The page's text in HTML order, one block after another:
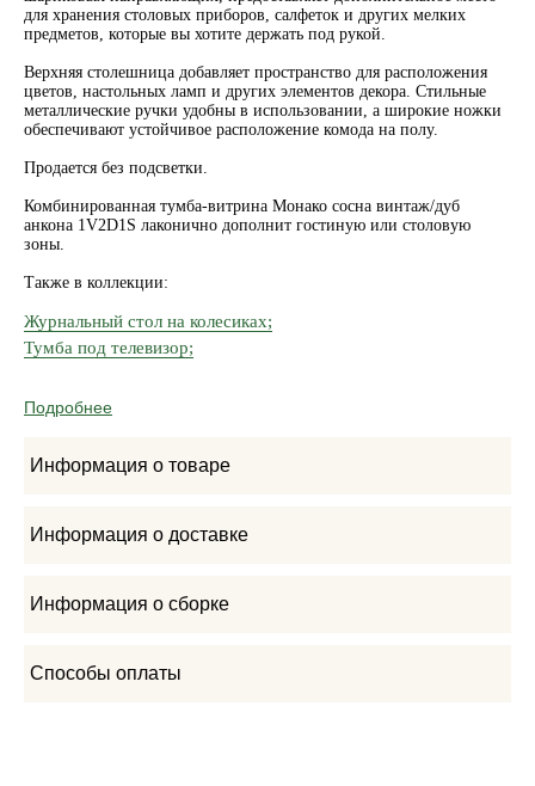
для хранения столовых приборов, салфеток и других мелких
предметов, которые вы хотите держать под рукой.
Верхняя столешница добавляет пространство для расположения
цветов, настольных ламп и других элементов декора. Стильные
металлические ручки удобны в использовании, а широкие ножки
обеспечивают устойчивое расположение комода на полу.
Продается без подсветки.
Комбинированная тумба-витрина Монако сосна винтаж/дуб
анкона 1V2D1S лаконично дополнит гостиную или столовую
зоны.
Также в коллекции:
Журнальный стол на колесиках;
Тумба под телевизор;
Подробнее
Информация о товаре
Информация о доставке
Информация о сборке
Способы оплаты